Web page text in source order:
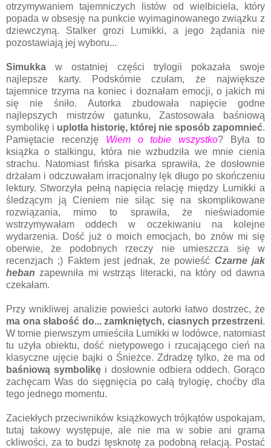
otrzymywaniem tajemniczych listów od wielbiciela, który
popada w obsesję na punkcie wyimaginowanego związku z
dziewczyną. Stalker grozi Lumikki, a jego żądania nie
pozostawiają jej wyboru...
Simukkaw ostatniej części trylogii pokazała swoje
najlepsze karty. Podskórnie czułam, że największe
tajemnice trzyma na koniec i doznałam emocji, o jakich mi
się nie śniło. Autorka zbudowała napięcie godne
najlepszych mistrzów gatunku, Zastosowała baśniową
symbolikę i uplotła historię, której nie sposób zapomnieć.
Pamiętacie recenzję Wiem o tobie wszystko? Była to
książka o stalkingu, która nie wzbudziła we mnie cienia
strachu. Natomiast fińska pisarka sprawiła, że dosłownie
drżałam i odczuwałam irracjonalny lęk długo po skończeniu
lektury. Stworzyła pełną napięcia relację między Lumikki a
śledzącym ją Cieniem nie siląc się na skomplikowane
rozwiązania, mimo to sprawiła, że nieświadomie
wstrzymywałam oddech w oczekiwaniu na kolejne
wydarzenia. Dość już o moich emocjach, bo znów mi się
oberwie, że podobnych rzeczy nie umieszcza się w
recenzjach ;) Faktem jest jednak, że powieść Czarne jak
heban zapewniła mi wstrząs literacki, na który od dawna
czekałam.
Przy wnikliwej analizie powieści autorki łatwo dostrzec, że
ma ona słabość do... zamkniętych, ciasnych przestrzeni.
W tomie pierwszym umieściła Lumikki w lodówce, natomiast
tu użyła obiektu, dość nietypowego i rzucającego cień na
klasyczne ujęcie bajki o Śnieżce. Zdradzę tylko, że ma od
baśniową symbolikę i dosłownie odbiera oddech. Gorąco
zachęcam Was do sięgnięcia po całą trylogię, choćby dla
tego jednego momentu.
Zaciekłych przeciwników książkowych trójkątów uspokajam,
tutaj takowy występuje, ale nie ma w sobie ani grama
ckliwości, za to budzi tęsknotę za podobną relacją. Postać